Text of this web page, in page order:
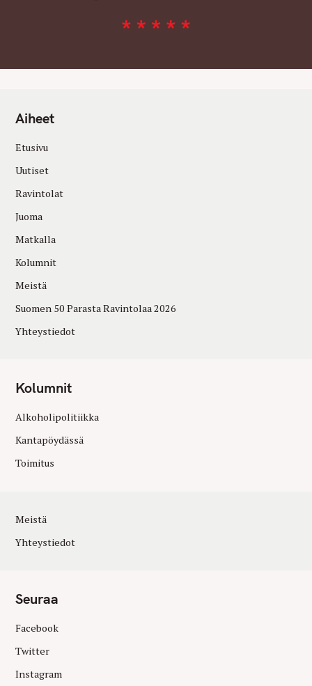
Aiheet
Etusivu
Uutiset
Ravintolat
Juoma
Matkalla
Kolumnit
Meistä
Suomen 50 Parasta Ravintolaa 2026
Yhteystiedot
Kolumnit
Alkoholipolitiikka
Kantapöydässä
Toimitus
Meistä
Yhteystiedot
Seuraa
Facebook
Twitter
Instagram